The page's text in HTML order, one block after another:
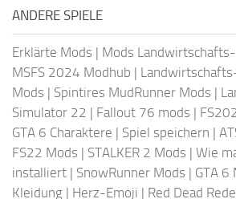
ANDERE SPIELE
Erklärte Mods | Mods
MSFS 2024 Modhub |
Mods | Spintires MudRunner Mods |
Simulator 22 | Fallout 76 mods |
GTA 6 Charaktere | Spiel speichern |
FS22 Mods | STALKER 2 Mods | Wie
installiert | SnowRunner Mods | GTA 6
Kleidung | Herz-Emoji | Red Dead